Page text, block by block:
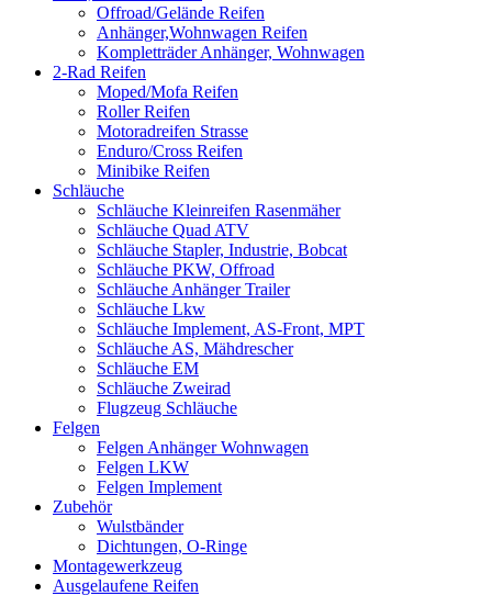
Offroad/Gelände Reifen
Anhänger,Wohnwagen Reifen
Kompletträder Anhänger, Wohnwagen
2-Rad Reifen
Moped/Mofa Reifen
Roller Reifen
Motoradreifen Strasse
Enduro/Cross Reifen
Minibike Reifen
Schläuche
Schläuche Kleinreifen Rasenmäher
Schläuche Quad ATV
Schläuche Stapler, Industrie, Bobcat
Schläuche PKW, Offroad
Schläuche Anhänger Trailer
Schläuche Lkw
Schläuche Implement, AS-Front, MPT
Schläuche AS, Mähdrescher
Schläuche EM
Schläuche Zweirad
Flugzeug Schläuche
Felgen
Felgen Anhänger Wohnwagen
Felgen LKW
Felgen Implement
Zubehör
Wulstbänder
Dichtungen, O-Ringe
Montagewerkzeug
Ausgelaufene Reifen